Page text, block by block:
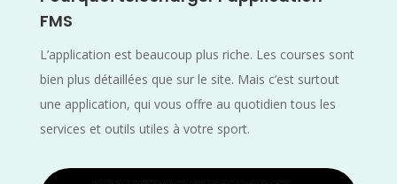
FMS
L’application est beaucoup plus riche. Les courses sont
bien plus détaillées que sur le site. Mais c’est surtout
une application, qui vous offre au quotidien tous les
services et outils utiles à votre sport.